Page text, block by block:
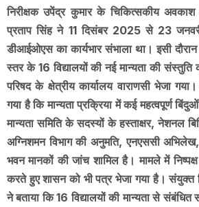
निरीक्षक उपेंद्र कुमार के चिकित्सकीय अवकाश
प्रताप सिंह ने 11 दिसंबर 2025 से 23
डीआईओएस का कार्यभार संभाला था। इसी
स्तर के 16 विद्यालयों की नई मान्यता की
परिषद के क्षेत्रीय कार्यालय वाराणसी भेजा
गया है कि मान्यता प्रक्रिया में कई महत्वपूर्ण
मान्यता समिति के सदस्यों के हस्ताक्षर, नेशनल
अग्निशमन विभाग की अनुमति, एनएससी
भवन मानकों की जांच शामिल है। मामले में
करते हुए शासन को भी पत्र भेजा गया है। संयुक्त
ने बताया कि 16 विद्यालयों की मान्यता से